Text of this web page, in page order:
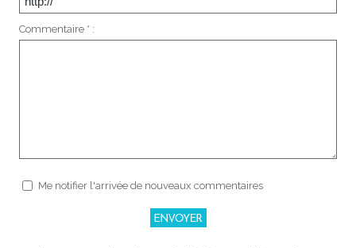
Commentaire * :
Me notifier l'arrivée de nouveaux commentaires